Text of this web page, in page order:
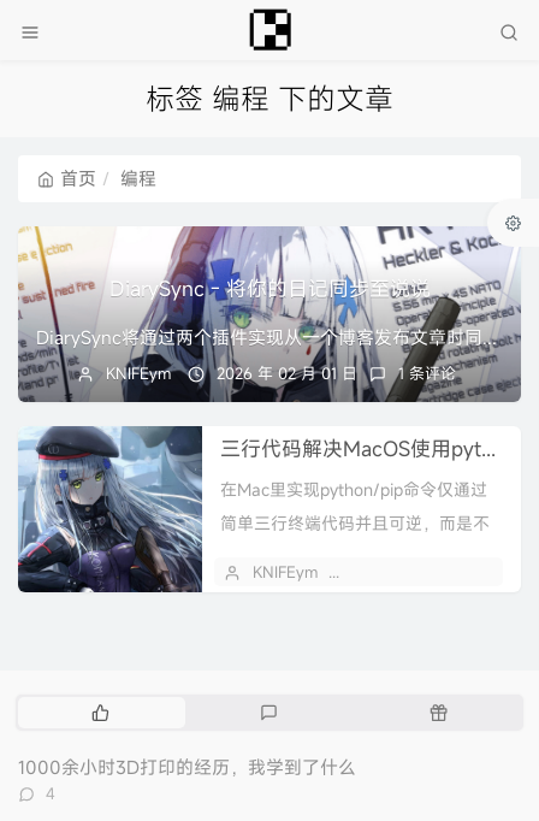
标签 编程 下的文章
首页 编程
DiarySync - 将你的日记同步至说说
DiarySync将通过两个插件实现从一个博客发布文章时同步在另一个博客的某个页面下发送相应内容的评论
KNIFEym 2026 年 02 月 01 日 1 条评论
三行代码解决MacOS使用python/pip的问题
在Mac里实现python/pip命令仅通过
简单三行终端代码并且可逆，而是不
KNIFEym
热
文
评
随
1000余小时3D打印的经历，我学到了什么
评
4